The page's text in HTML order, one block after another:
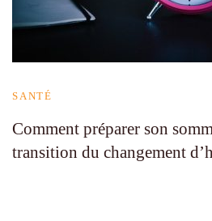
SANTÉ
Comment préparer son
transition du changement